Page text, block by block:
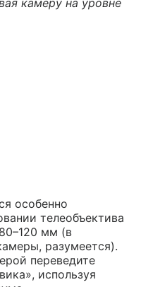
особенно
телеобъектива
мм (в
разумеется).
переведите
используя